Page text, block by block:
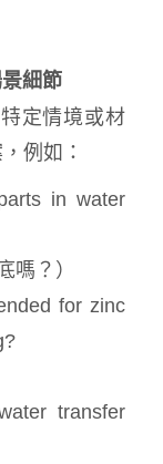
細節
定情境或材
例如：
in water
嗎？）
for zinc
transfer